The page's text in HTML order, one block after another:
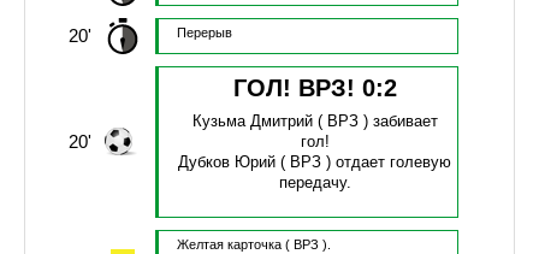
20' Перерыв
20'
ГОЛ! ВРЗ! 0:2
Кузьма Дмитрий( ВРЗ ) забивает
гол!
Дубков Юрий ( ВРЗ )отдает голевую
передачу.
Желтая карточка ( ВРЗ ).